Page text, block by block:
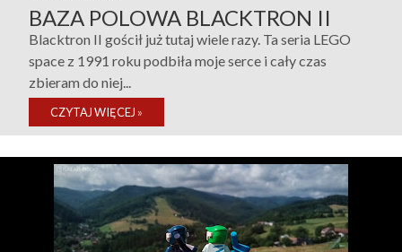
BAZA POLOWA BLACKTRON II
Blacktron II gościł już tutaj wiele razy. Ta seria LEGO
space z 1991 roku podbiła moje serce i cały czas
zbieram do niej...
CZYTAJ WIĘCEJ »